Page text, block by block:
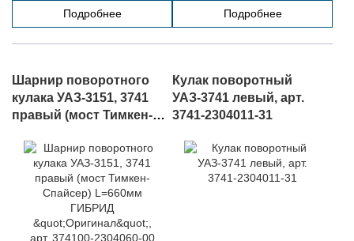
Подробнее Подробнее
Шарнир поворотного
кулака УАЗ-3151, 3741
правый (мост Тимкен-
ГИБРИД "Оригинал", арт.
374100-2304060-00
Кулак поворотный
УАЗ-3741 левый, арт.
3741-2304011-31